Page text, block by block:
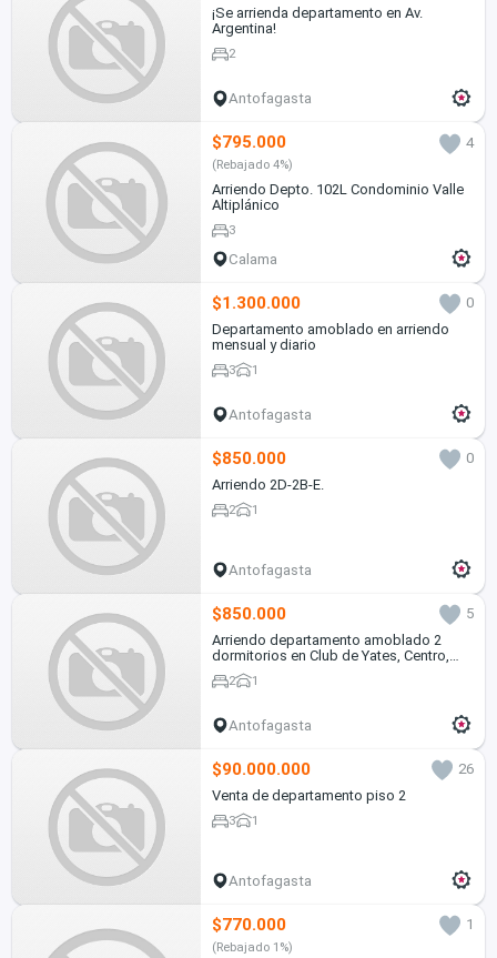
¡Se arrienda departamento en Av.
Argentina!
2
Antofagasta
$795.000 4
(Rebajado 4%)
Arriendo Depto. 102L Condominio Valle
Altiplánico
3
Calama
$1.300.000
0
Departamento amoblado en arriendo
mensual y diario
3 1
Antofagasta
$850.000
0
Arriendo 2D-2B-E.
2 1
Antofagasta
$850.000
5
Arriendo departamento amoblado 2
dormitorios en Club de Yates, Centro,
Incluye GC
2 1
Antofagasta
$90.000.000
26
Venta de departamento piso 2
3 1
Antofagasta
$770.000 1
(Rebajado 1%)